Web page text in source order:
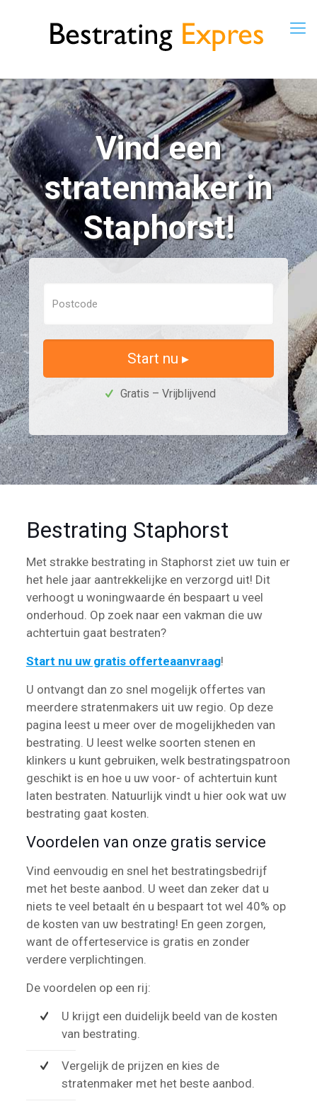
Vind een
stratenmaker in
Staphorst!
Start nu ▸
Gratis – Vrijblijvend
Bestrating Staphorst
Met strakke bestrating in Staphorst ziet uw tuin er
het hele jaar aantrekkelijke en verzorgd uit! Dit
verhoogt u woningwaarde én bespaart u veel
onderhoud. Op zoek naar een vakman die uw
achtertuin gaat bestraten?
Start nu uw gratis offerteaanvraag!
U ontvangt dan zo snel mogelijk offertes van
meerdere stratenmakers uit uw regio. Op deze
pagina leest u meer over de mogelijkheden van
bestrating. U leest welke soorten stenen en
klinkers u kunt gebruiken, welk bestratingspatroon
geschikt is en hoe u uw voor- of achtertuin kunt
laten bestraten. Natuurlijk vindt u hier ook wat uw
bestrating gaat kosten.
Voordelen van onze gratis service
Vind eenvoudig en snel het bestratingsbedrijf
met het beste aanbod. U weet dan zeker dat u
niets te veel betaalt én u bespaart tot wel 40% op
de kosten van uw bestrating! En geen zorgen,
want de offerteservice is gratis en zonder
verdere verplichtingen.
De voordelen op een rij:
U krijgt een duidelijk beeld van de kosten
van bestrating.
Vergelijk de prijzen en kies de
stratenmaker met het beste aanbod.